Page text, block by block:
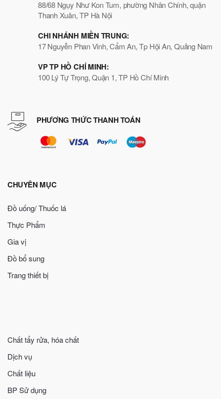
88/68 Ngụy Như Kon Tum, phường Nhân Chính, quận
Thanh Xuân, TP Hà Nội
CHI NHÁNH MIỀN TRUNG:
17 Nguyễn Phan Vinh, Cẩm An, Tp Hội An, Quảng Nam
VP TP HỒ CHÍ MINH:
100 Lý Tự Trọng, Quận 1, TP Hồ Chí Minh
PHƯƠNG THỨC THANH TOÁN
CHUYÊN MỤC
Đồ uống/ Thuốc lá
Thực Phẩm
Gia vị
Đồ bổ sung
Trang thiết bị
Chất tẩy rửa, hóa chất
Dịch vụ
Chất liệu
BP Sử dụng